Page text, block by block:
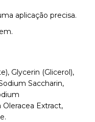
aplicação precisa.
Glycerin (Glicerol),
Saccharin,
Extract,